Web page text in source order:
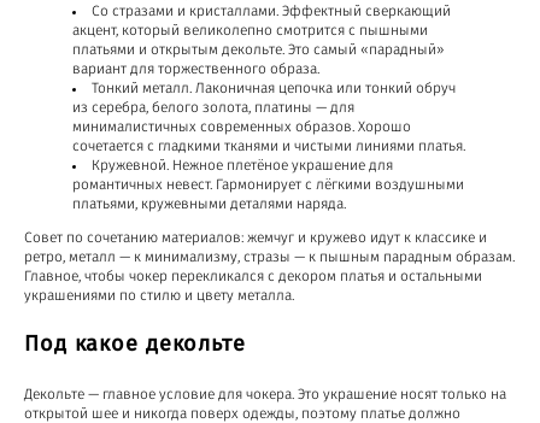
Со стразами и кристаллами. Эффектный сверкающий
акцент, который великолепно смотрится с пышными
платьями и открытым декольте. Это самый «парадный»
вариант для торжественного образа.
Тонкий металл. Лаконичная цепочка или тонкий обруч
из серебра, белого золота, платины — для
минималистичных современных образов. Хорошо
сочетается с гладкими тканями и чистыми линиями платья.
Кружевной. Нежное плетёное украшение для
романтичных невест. Гармонирует с лёгкими воздушными
платьями, кружевными деталями наряда.
Совет по сочетанию материалов: жемчуг и кружево идут к классике и
ретро, металл — к минимализму, стразы — к пышным парадным образам.
Главное, чтобы чокер перекликался с декором платья и остальными
украшениями по стилю и цвету металла.
Под какое декольте
Декольте — главное условие для чокера. Это украшение носят только на
открытой шее и никогда поверх одежды, поэтому платье должно